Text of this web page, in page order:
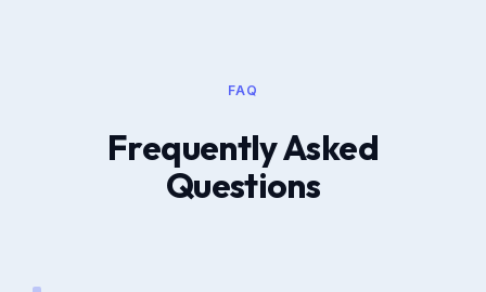
FAQ
Frequently Asked
Questions